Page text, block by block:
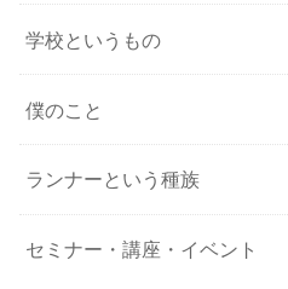
学校というもの
僕のこと
ランナーという種族
セミナー・講座・イベント